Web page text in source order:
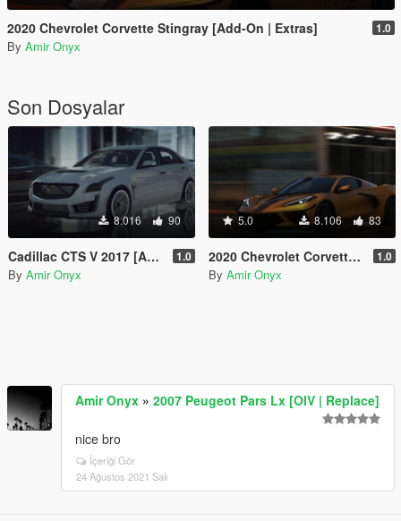
2020 Chevrolet Corvette Stingray [Add-On | Extras] 1.0
By Amir Onyx
Son Dosyalar
8.016 90
Cadillac CTS V 2017 [Add-On] 1.0
By Amir Onyx
5.0 8.106 83
2020 Chevrolet Corvette Stingray [Add-On | Extras] 1.0
By Amir Onyx
Amir Onyx » 2007 Peugeot Pars Lx [OIV | Replace]
nice bro
İçeriği Gör
24 Ağustos 2021 Salı